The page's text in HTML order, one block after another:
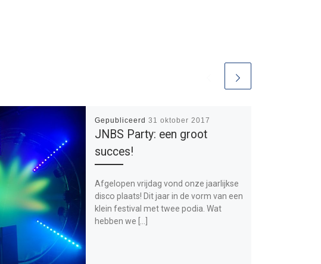
Gepubliceerd 31 oktober 2017
JNBS Party: een groot
succes!
Afgelopen vrijdag vond onze jaarlijkse
disco plaats! Dit jaar in de vorm van een
klein festival met twee podia. Wat
hebben we […]